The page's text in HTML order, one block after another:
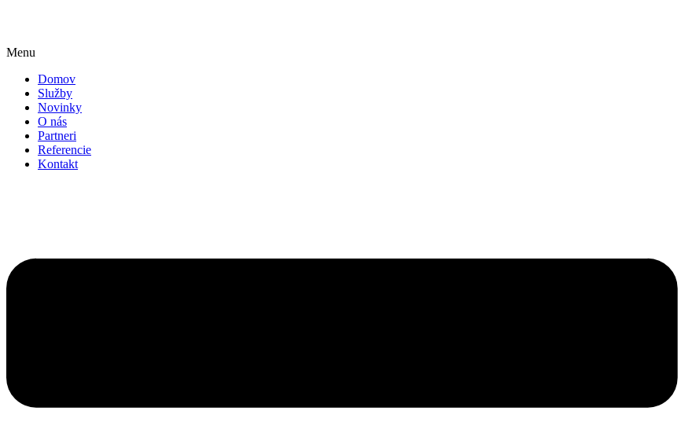
Menu
Domov
Služby
Novinky
O nás
Partneri
Referencie
Kontakt